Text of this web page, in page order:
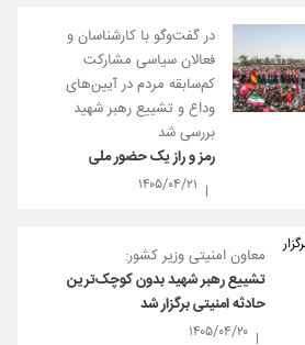
در گفت‌و‌گو با کارشناسان و
فعالان سیاسی مشارکت
کم‌سابقه مردم در آیین‌های
وداع و تشییع رهبر شهید
بررسی شد
رمز و راز یک حضور ملی
۱۴۰۵/۰۴/۲۱
معاون امنیتی وزیر کشور:
تشییع رهبر شهید بدون کوچک‌ترین
حادثه امنیتی برگزار شد
۱۴۰۵/۰۴/۲۰